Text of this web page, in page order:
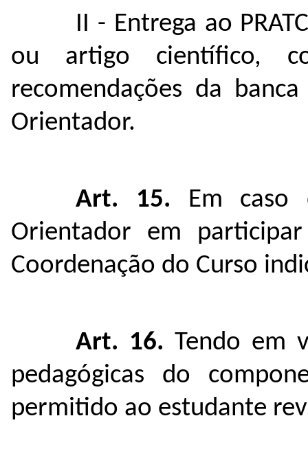
II - Entrega ao
ou artigo científico,
recomendações da
Orientador.
Art. 15. Em caso
Orientador em
Coordenação do Curso
Art. 16. Tendo em
pedagógicas do
permitido ao estudante